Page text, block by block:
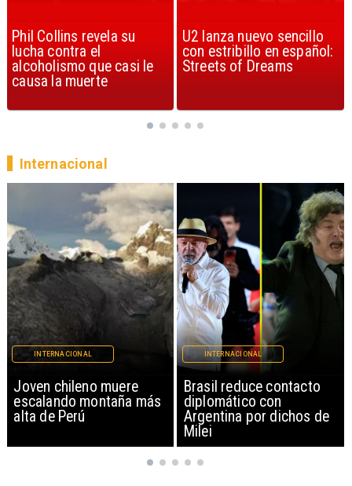
U2 lanza nuevo sencillo
con estribillo en español:
Streets of Dreams
“Africa” de Toto es
considerada la mejor
canción, según la ciencia
Brasil reduce contacto
diplomático con
Argentina por dichos de
INTERNACIONAL
China restringe
exportación de drones a
EEUU y sanciona
empresas
INTERNACIONAL
Internacional